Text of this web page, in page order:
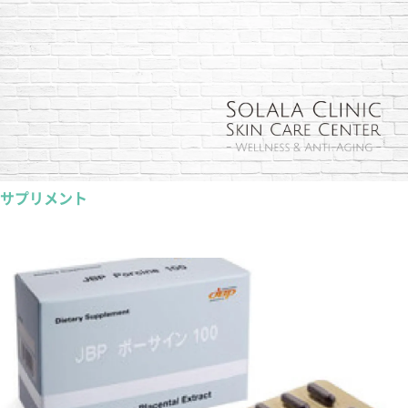
サプリメント